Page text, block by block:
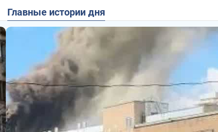
Главные истории дня